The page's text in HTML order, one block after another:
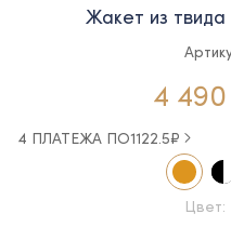
Жакет из твида
4
4 ПЛАТЕЖА ПО1122.5₽
Цвет: